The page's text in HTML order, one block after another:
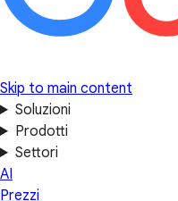
Skip to main content
Soluzioni
Prodotti
Settori
AI
Prezzi